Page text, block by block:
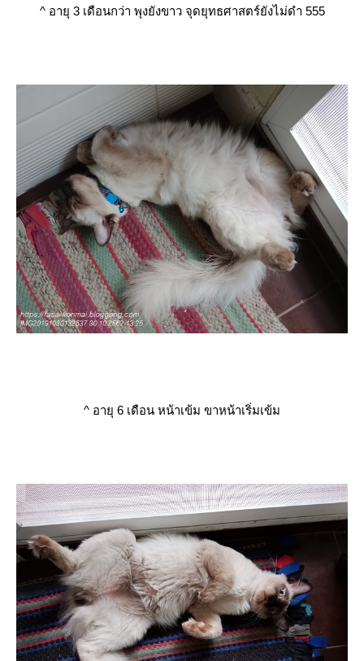
^อายุ 3 เดือนกว่า พุงยังขาว จุดยุทธศาสตร์ยังไม่ดำ 555
^ อายุ 6 เดือน หน้าเข้ม ขาหน้าเริ่มเข้ม